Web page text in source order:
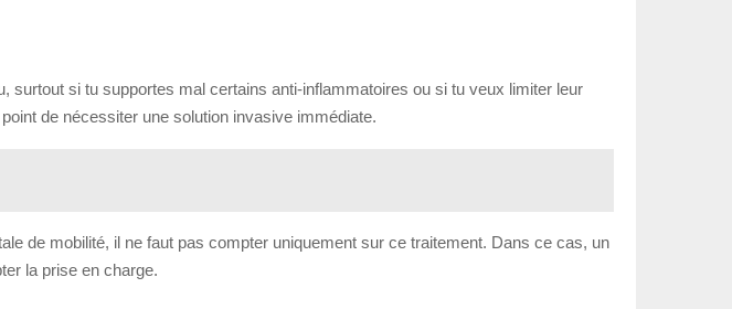
surtout si tu supportes mal certains anti-inflammatoires ou si tu veux limiter leur
de nécessiter une solution invasive immédiate.
de mobilité, il ne faut pas compter uniquement sur ce traitement. Dans ce cas, un
la prise en charge.